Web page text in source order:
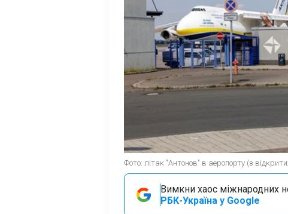
Фото: літак "Антонов" в аеропорту (з
Вимкни хаос міжнародних
РБК-Україна у Google